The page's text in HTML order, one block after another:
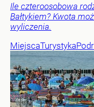
Ile czteroosobowa
Bałtykiem? Kwota
wyliczenia.
MiejscaTurystyka